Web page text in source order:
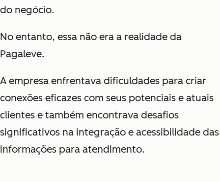
do negócio.
No entanto, essa não era a realidade da
Pagaleve.
A empresa enfrentava dificuldades para criar
conexões eficazes com seus potenciais e atuais
clientes e também encontrava desafios
significativos na integração e acessibilidade das
informações para atendimento.